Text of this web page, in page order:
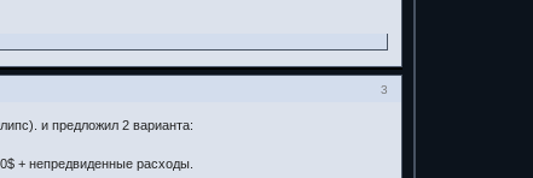
3
и предложил 2 варианта:
+ непредвиденные расходы.